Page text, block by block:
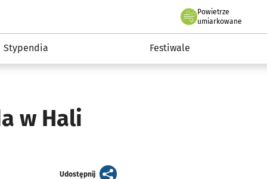
Powietrze
we Wrocławiu
umiarkowane
Stypendia Festiwale
w Hali
Udostępnijartykuł